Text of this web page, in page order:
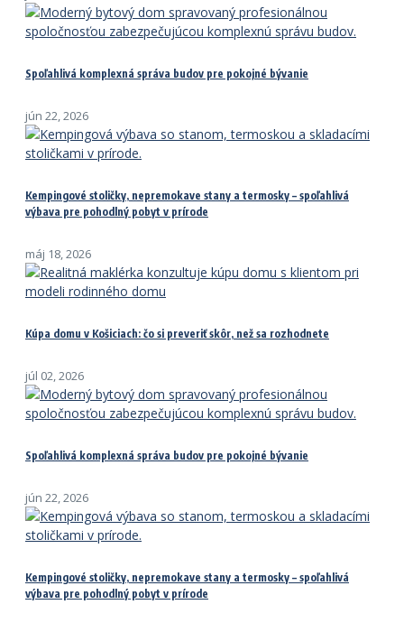
Spoľahlivá komplexná správa budov pre pokojné bývanie
jún 22, 2026
Kempingové stoličky, nepremokave stany a termosky – spoľahlivá
výbava pre pohodlný pobyt v prírode
máj 18, 2026
Kúpa domu v Košiciach: čo si preveriť skôr, než sa rozhodnete
júl 02, 2026
Spoľahlivá komplexná správa budov pre pokojné bývanie
jún 22, 2026
Kempingové stoličky, nepremokave stany a termosky – spoľahlivá
výbava pre pohodlný pobyt v prírode